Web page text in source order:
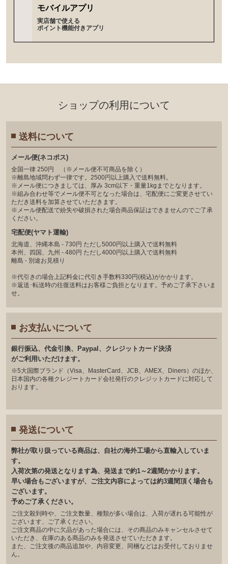
モバイルアプリ
実店舗で使える
ポイント機能付きアプリ
ショップの利⽤について
送料について
メール便(ネコポス)
全国一律 250円 （※メール便不可商品を除く）
※離島地域問わず一律です。2500円以上購入で送料無料。
※メール便につきましては、厚み 3cm以下・重量1kgまでとなります。
※組み合わせ等でメール便不可となった場合は、宅配便にご変更させてい
ただき送料を加算させていただきます。
※メール便配送で紛失や破損された場合商品保証はできませんのでご了承
ください。
宅配便(ヤマト運輸)
北海道、沖縄本島 - 730円 ただし5000円以上購入で送料無料
本州、四国、九州 - 480円 ただし4000円以上購入で送料無料
離島 - 別途お見積り
※代引きの場合上記料金に代引き手数料330円(税込)がかかります。
※返送･転送時の往復送料はお客様ご負担となります。予めご了承下さいま
せ。
お支払いについて
銀⾏振込、代⾦引換、Paypal、クレジットカード決済
がご利⽤いただけます。
※5大国際ブランド（Visa、MasterCard、JCB、AMEX、Diners）のほか、
日本国内の各種クレジートカード会社発行のクレジットカードに対応して
おります。
発送について
弊社が取り扱っている商品は、自社の海外工場から直輸入していま
す。
入荷次第の発送となります為、発送まで約1～2週間かかります。
早い場合もございますが、ご注文内容によっては約3週間頂く場合も
ございます。
予めご了承ください。
ご注文殺到時や、ご注文数量、種類が多い場合は、入荷が遅れる可能性が
ございます、ご了承ください。
ご注文商品の中に欠品があった場合には、その商品のみキャンセルさせて
いただき、在庫のある商品のみを発送させていただきます。
また、ご注文後の商品追加や、内容変更、同梱などはお受付しておりませ
ん。